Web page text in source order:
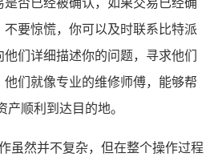
要惊慌，你可以及时联系比特派
们详细描述你的问题，寻求他们
他们就像专业的维修师傅，能够帮
产顺利到达目的地。
虽然并不复杂，但在整个操作过程